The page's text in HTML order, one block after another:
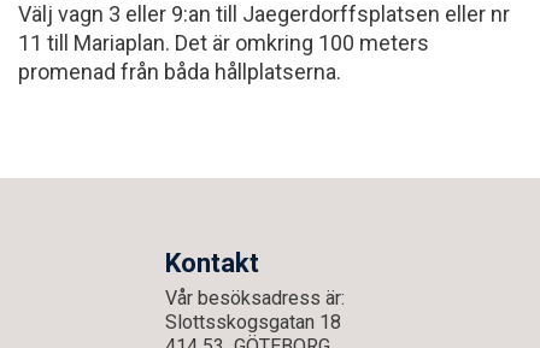
Välj vagn 3 eller 9:an till Jaegerdorffsplatsen eller nr
11 till Mariaplan. Det är omkring 100 meters
promenad från båda hållplatserna.
Kontakt
Vår besöksadress är:
Slottsskogsgatan 18